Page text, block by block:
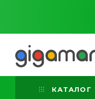
КАТАЛОГ